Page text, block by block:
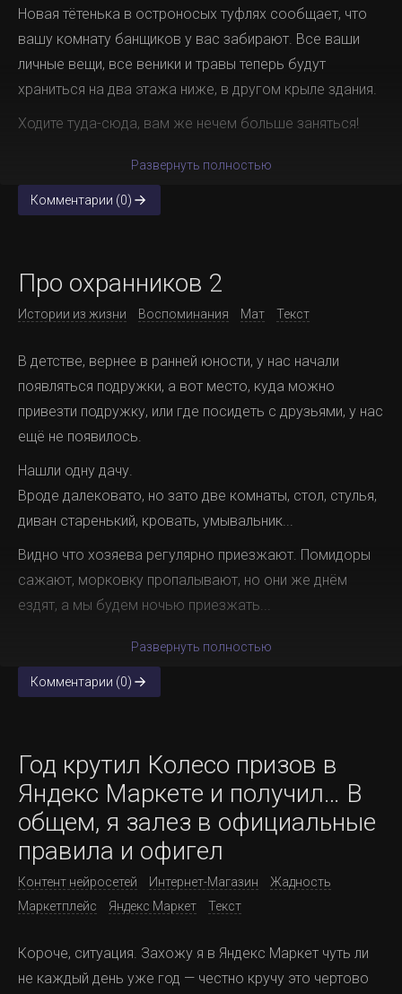
Новая тётенька в остроносых туфлях сообщает, что
вашу комнату банщиков у вас забирают. Все ваши
личные вещи, все веники и травы теперь будут
храниться на два этажа ниже, в другом крыле здания.
Ходите туда-сюда, вам же нечем больше заняться!
Развернуть полностью
Комментарии (0)
Про охранников 2
Истории из жизни Воспоминания Мат Текст
В детстве, вернее в ранней юности, у нас начали
появляться подружки, а вот место, куда можно
привезти подружку, или где посидеть с друзьями, у нас
ещё не появилось.
Нашли одну дачу.
Вроде далековато, но зато две комнаты, стол, стулья,
диван старенький, кровать, умывальник...
Видно что хозяева регулярно приезжают. Помидоры
сажают, морковку пропалывают, но они же днём
ездят, а мы будем ночью приезжать...
Развернуть полностью
Комментарии (0)
Год крутил Колесо призов в
Яндекс Маркете и получил… В
общем, я залез в официальные
правила и офигел
Контент нейросетей Интернет-Магазин
Жадность
Маркетплейс
Яндекс Маркет Текст
Короче, ситуация. Захожу я в Яндекс Маркет чуть ли
не каждый день уже год — честно кручу это чертово